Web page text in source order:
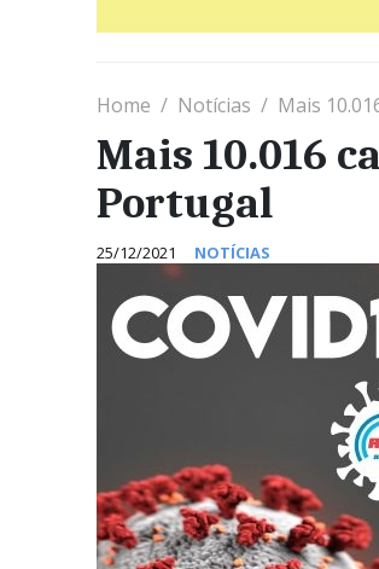
Home Notícias Mais
Mais 10.016
Portugal
25/12/2021 NOTÍCIAS